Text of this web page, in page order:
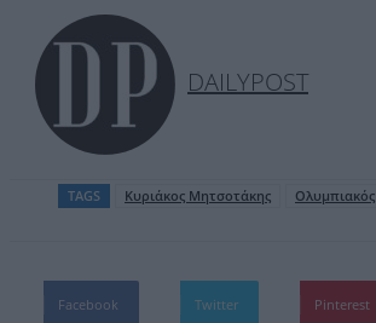
DAILYPOST
TAGS Κυριάκος Mητσοτάκης Ολυμπιακός
Facebook Twitter Pinterest